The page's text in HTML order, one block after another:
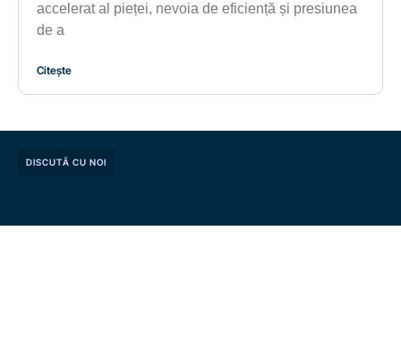
accelerat al pieței, nevoia de eficiență și presiunea
de a
Citește
DISCUTĂ CU NOI